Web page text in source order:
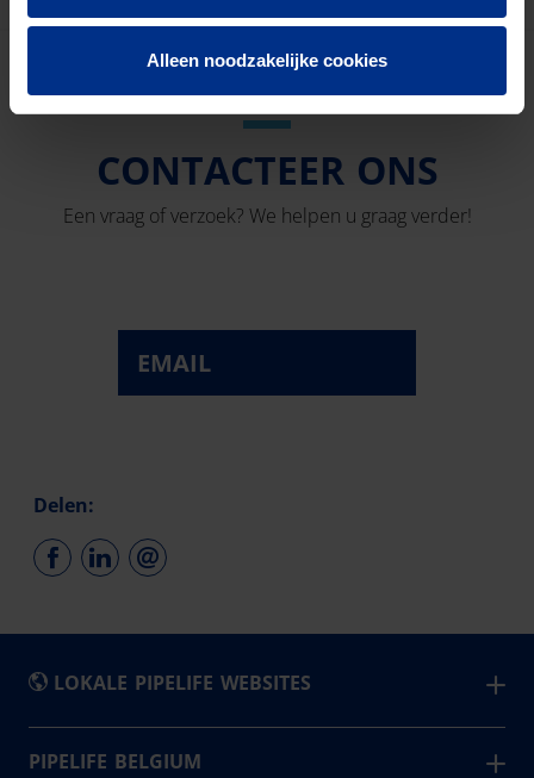
Alleen noodzakelijke cookies
CONTACTEER ONS
Een vraag of verzoek? We helpen u graag verder!
EMAIL
Delen:
LOKALE PIPELIFE WEBSITES
België - Nederlands
PIPELIFE BELGIUM